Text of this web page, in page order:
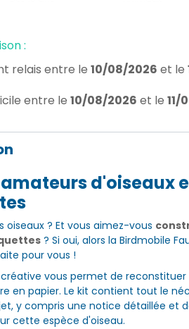
:
relais entre le 10/08/2026 et le
entre le 10/08/2026 et le 11/
amateurs d'oiseaux
oiseaux ? Et vous aimez-vous
? Si oui, alors la Birdmobile
pour vous !
vous permet de
en papier. Le kit contient tout le
y compris une notice détaillée et
cette espèce d'oiseau.